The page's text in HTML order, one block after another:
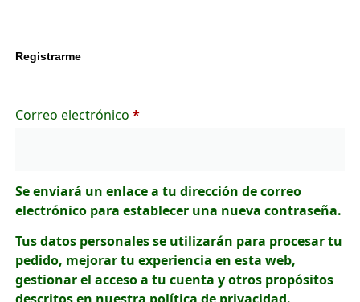
Registrarme
Correo electrónico *
Se enviará un enlace a tu dirección de correo
electrónico para establecer una nueva contraseña.
Tus datos personales se utilizarán para procesar tu
pedido, mejorar tu experiencia en esta web,
gestionar el acceso a tu cuenta y otros propósitos